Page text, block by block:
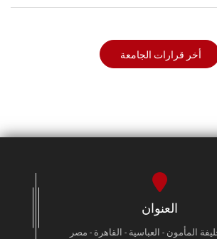
أخر قرارات الجامعة
العنوان
المأمون - العباسية - القاهرة - مصر